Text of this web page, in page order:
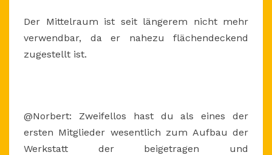
Der Mittelraum ist seit längerem nicht mehr
verwendbar, da er nahezu flächendeckend
zugestellt ist.
@Norbert: Zweifellos hast du als eines der
ersten Mitglieder wesentlich zum Aufbau der
Werkstatt der beigetragen und